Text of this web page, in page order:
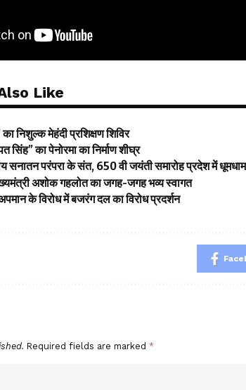
Like
का निशुल्क मेहंदी प्रशिक्षण शिविर
सिंह” का पेनोरमा का निर्माण शीघ्र
सनातन परंपरा के संत, 650 वी जयंती समारोह प्रदेश में
अशोक गहलोत का जगह-जगह भव्य स्वागत
के विरोध में बजरंग दल का विरोध प्रदर्शन
Required fields are marked *